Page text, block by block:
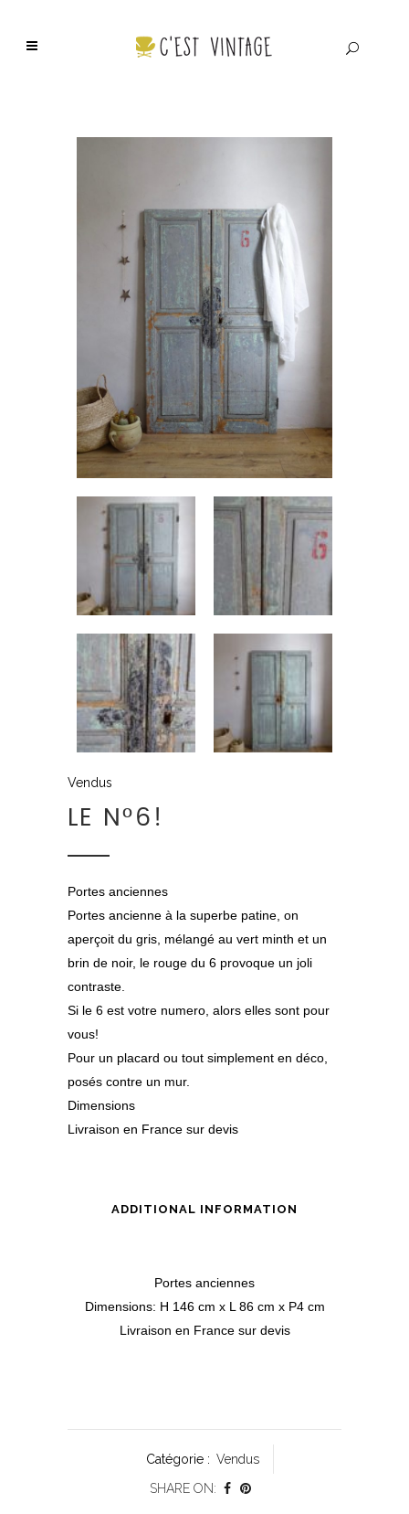
Vendus
LE N°6!
Portes anciennes
Portes ancienne à la superbe patine, on
aperçoit du gris, mélangé au vert minth et un
brin de noir, le rouge du 6 provoque un joli
contraste.
Si le 6 est votre numero, alors elles sont pour
vous!
Pour un placard ou tout simplement en déco,
posés contre un mur.
Dimensions
Livraison en France sur devis
ADDITIONAL INFORMATION
Portes anciennes
Dimensions: H 146 cm x L 86 cm x P4 cm
Livraison en France sur devis
Catégorie : Vendus
SHARE ON: